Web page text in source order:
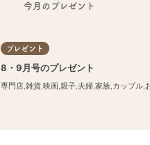
今月のプレゼント
プレゼント
8・9月号のプレゼント
専門店,雑貨,映画,親子,夫婦,家族,カップル,おひ